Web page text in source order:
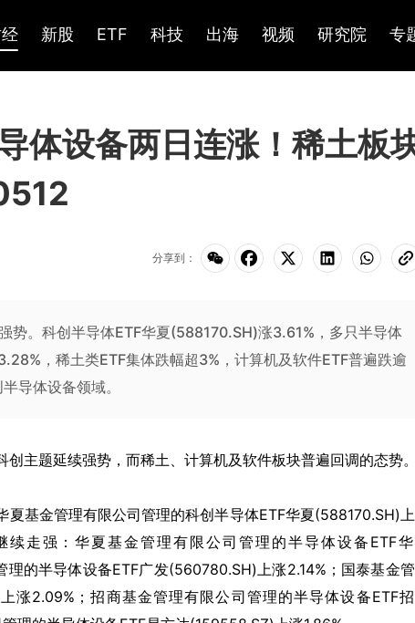
新股 ETF 科技 出海 视频 研究院 专
体设备两日连涨！稀土板
分享到：
势。科创半导体ETF华夏(588170.SH)涨3.61%，多只半导体
，稀土类ETF集体跌幅超3%，计算机及软件ETF普遍跌逾
导体设备领域。
创主题延续强势，而稀土、计算机及软件板块普遍回调的态势。
基金管理有限公司管理的科创半导体ETF华夏(588170.SH)
走强：华夏基金管理有限公司管理的半导体设备ETF
的半导体设备ETF广发(560780.SH)上涨2.14%；国泰基金
涨2.09%；招商基金管理有限公司管理的半导体设备ETF